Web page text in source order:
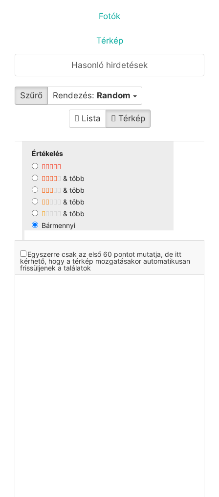
Fotók
Térkép
Hasonló hirdetések
Szűrő Rendezés: Random
Lista Térkép
Értékelés
& több
& több
& több
& több
Bármennyi
Egyszerre csak az első 60 pontot mutatja, de itt
kérhető, hogy a térkép mozgatásakor automatikusan
frissüljenek a találatok